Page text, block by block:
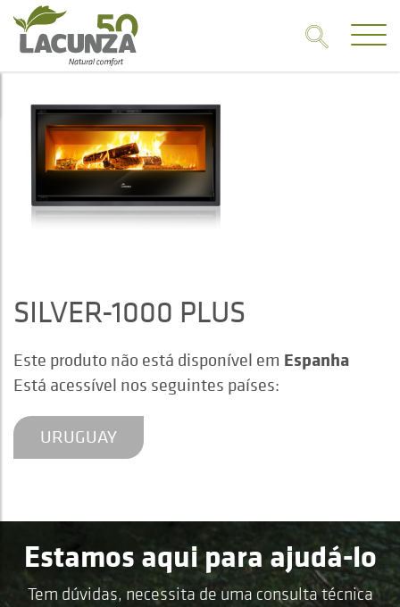
SILVER-1000 PLUS
Este produto não está disponível em Espanha
Está acessível nos seguintes países:
URUGUAY
Estamos aqui para ajudá-lo
Tem dúvidas, necessita de uma consulta técnica